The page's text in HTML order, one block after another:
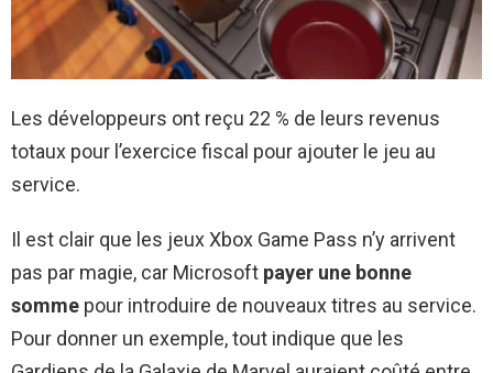
Les développeurs ont reçu 22 % de leurs revenus
totaux pour l’exercice fiscal pour ajouter le jeu au
service.
Il est clair que les jeux Xbox Game Pass n’y arrivent
pas par magie, car Microsoft payer une bonne
somme pour introduire de nouveaux titres au service.
Pour donner un exemple, tout indique que les